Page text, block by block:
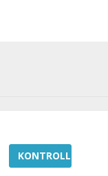
KONTROLLERA